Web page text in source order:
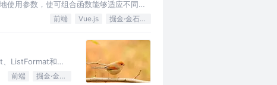
用参数，使可组合函数能够适应不同的
前端 Vue.js 掘金·金石计划
、ListFormat和
前端 掘金·金石计划